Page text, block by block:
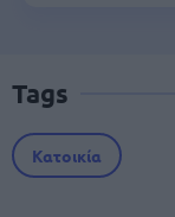
Tags
Κατοικία